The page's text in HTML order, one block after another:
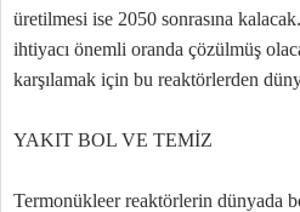
üretilmesi ise 2050 sonrasına
ihtiyacı önemli oranda çözülmüş
karşılamak için bu reaktörlerden
YAKIT BOL VE TEMİZ
Termonükleer reaktörlerin dünyada